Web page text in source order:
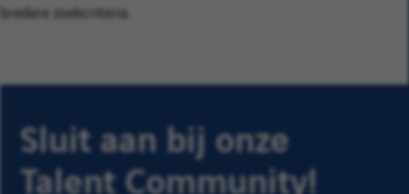
bredere zoekcriteria.
Sluit aan bij onze
Talent Community!